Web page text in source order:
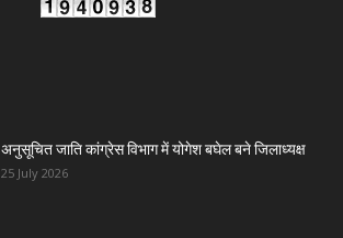
अनुसूचित जाति कांग्रेस विभाग में योगेश बघेल बने जिलाध्यक्ष
25 July 2026